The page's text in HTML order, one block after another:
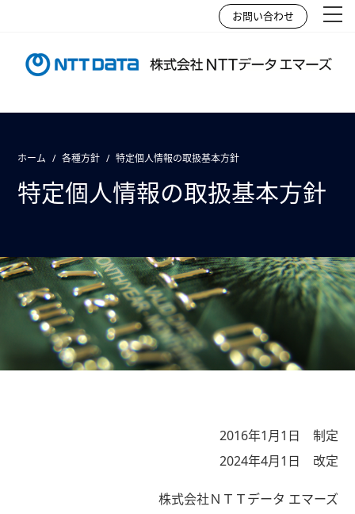
お問い合わせ
ホーム 各種方針 特定個人情報の取扱基本方針
特定個人情報の取扱基本方針
2016年1月1日 制定
2024年4月1日 改定
株式会社ＮＴＴデータ エマーズ